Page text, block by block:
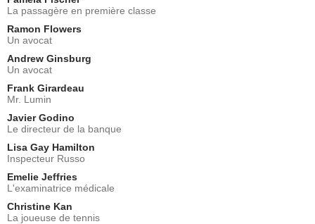
La passagère en première classe
Ramon Flowers
Un avocat
Andrew Ginsburg
Un avocat
Frank Girardeau
Mr. Lumin
Javier Godino
Le directeur de la banque
Lisa Gay Hamilton
Inspecteur Russo
Emelie Jeffries
L'examinatrice médicale
Christine Kan
La joueuse de tennis